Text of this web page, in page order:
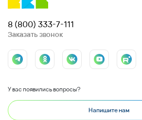
8 (800) 333-7-111
Заказать звонок
У вас появились вопросы?
Напишите нам